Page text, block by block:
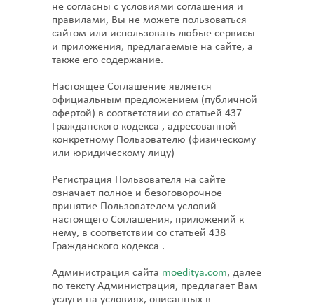
не согласны с условиями соглашения и
правилами, Вы не можете пользоваться
сайтом или использовать любые сервисы
и приложения, предлагаемые на сайте, а
также его содержание.
Настоящее Соглашение является
официальным предложением (публичной
офертой) в соответствии со статьей 437
Гражданского кодекса , адресованной
конкретному Пользователю (физическому
или юридическому лицу)
Регистрация Пользователя на сайте
означает полное и безоговорочное
принятие Пользователем условий
настоящего Соглашения, приложений к
нему, в соответствии со статьей 438
Гражданского кодекса .
Администрация сайта moeditya.com, далее
по тексту Администрация, предлагает Вам
услуги на условиях, описанных в